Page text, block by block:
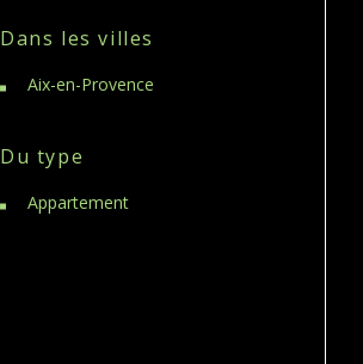
Dans les villes
Aix-en-Provence
Du type
Appartement